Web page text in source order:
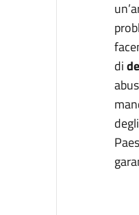
di
degli